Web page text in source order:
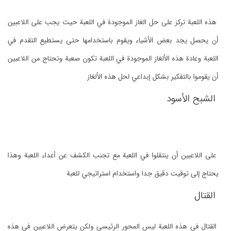
هذه اللعبة تركز على حل الغاز الموجودة في اللعبة حيث يجب على اللاعبين
أن يحصل يجد بعض الأشياء ويقوم باستخدامها حتى يستطيع التقدم في
اللعبة وعادة هذه الألغاز الموجودة في اللعبة تكون صعبة وتحتاج من اللاعبين
أن يقوموا بالتفكير بشكل إبداعي لحل هذه الألغاز
الشبح الأسود
على اللاعبين أن ينتقلوا في اللعبة مع تجنب الكشف عن أعداء اللعبة وهذا
يحتاج إلى توقيت دقيق جدا واستخدام استراتيجي للعبة
القتال
القتال في هذه اللعبة ليس المحور الرئيسي ولكن يتعرض اللاعبين في هذه